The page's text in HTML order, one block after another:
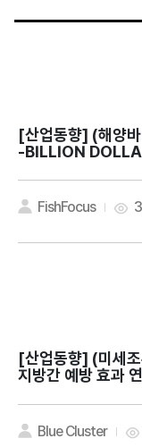
[산업동향]
-BILLION
FishFocus 3
[산업동향]
지방간 예방 효과
r health?
Blue Cluster